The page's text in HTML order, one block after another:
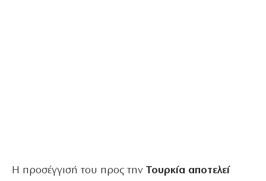
Η προσέγγισή του προς την Τουρκία αποτελεί